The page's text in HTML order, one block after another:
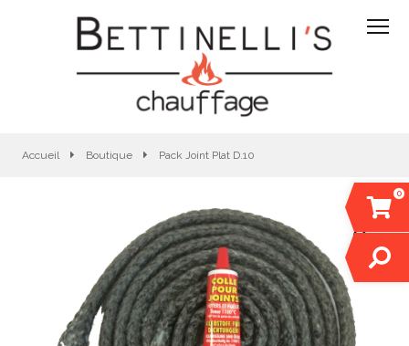
0
Accueil Boutique Pack Joint Plat D.10